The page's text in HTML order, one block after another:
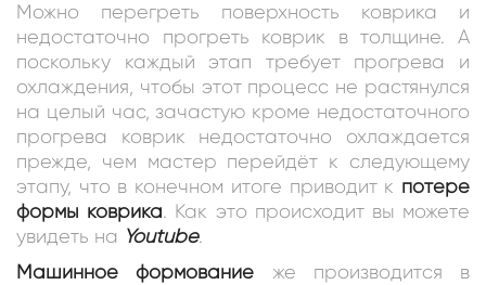
Можно перегреть поверхность коврика и
недостаточно прогреть коврик в толщине. А
поскольку каждый этап требует прогрева и
охлаждения, чтобы этот процесс не растянулся
на целый час, зачастую кроме недостаточного
прогрева коврик недостаточно охлаждается
прежде, чем мастер перейдёт к следующему
этапу, что в конечном итоге приводит к потере
формы коврика. Как это происходит вы можете
увидеть на Youtube.
Машинное формование же производится в